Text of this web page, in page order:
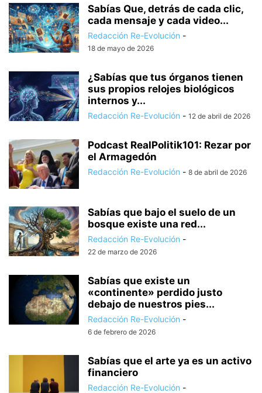
Sabías Que, detrás de cada clic,
cada mensaje y cada video...
Redacción Re-Evolución -
18 de mayo de 2026
¿Sabías que tus órganos tienen
sus propios relojes biológicos
internos y...
Redacción Re-Evolución - 12 de abril de 2026
Podcast RealPolitik101: Rezar por
el Armagedón
Redacción Re-Evolución - 8 de abril de 2026
Sabías que bajo el suelo de un
bosque existe una red...
Redacción Re-Evolución -
22 de marzo de 2026
Sabías que existe un
«continente» perdido justo
debajo de nuestros pies...
Redacción Re-Evolución -
6 de febrero de 2026
Sabías que el arte ya es un activo
financiero
Redacción Re-Evolución -